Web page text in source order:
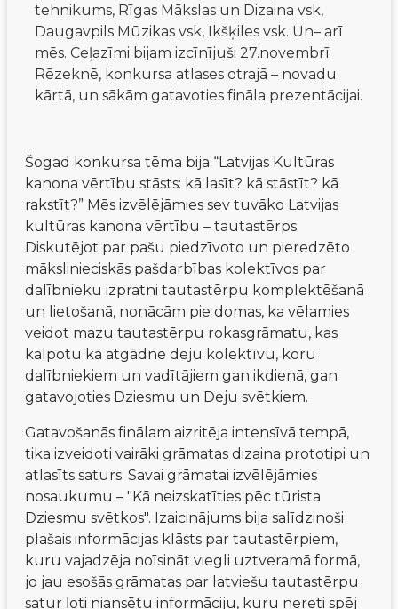
tehnikums, Rīgas Mākslas un Dizaina vsk,
Daugavpils Mūzikas vsk, Ikšķiles vsk. Un– arī
mēs. Ceļazīmi bijam izcīnījuši 27.novembrī
Rēzeknē, konkursa atlases otrajā – novadu
kārtā, un sākām gatavoties fināla prezentācijai.
Šogad konkursa tēma bija “Latvijas Kultūras
kanona vērtību stāsts: kā lasīt? kā stāstīt? kā
rakstīt?” Mēs izvēlējāmies sev tuvāko Latvijas
kultūras kanona vērtību – tautastērps.
Diskutējot par pašu piedzīvoto un pieredzēto
mākslinieciskās pašdarbības kolektīvos par
dalībnieku izpratni tautastērpu komplektēšanā
un lietošanā, nonācām pie domas, ka vēlamies
veidot mazu tautastērpu rokasgrāmatu, kas
kalpotu kā atgādne deju kolektīvu, koru
dalībniekiem un vadītājiem gan ikdienā, gan
gatavojoties Dziesmu un Deju svētkiem.
Gatavošanās finālam aizritēja intensīvā tempā,
tika izveidoti vairāki grāmatas dizaina prototipi un
atlasīts saturs. Savai grāmatai izvēlējāmies
nosaukumu – "Kā neizskatīties pēc tūrista
Dziesmu svētkos". Izaicinājums bija salīdzinoši
plašais informācijas klāsts par tautastērpiem,
kuru vajadzēja noīsināt viegli uztveramā formā,
jo jau esošās grāmatas par latviešu tautastērpu
satur ļoti niansētu informāciju, kuru nereti spēj